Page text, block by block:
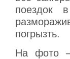
поездок
погрызть.
На фото